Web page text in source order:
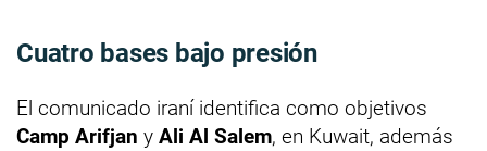
Cuatro bases bajo presión
El comunicado iraní identifica como objetivos
Camp Arifjan y Ali Al Salem, en Kuwait, además